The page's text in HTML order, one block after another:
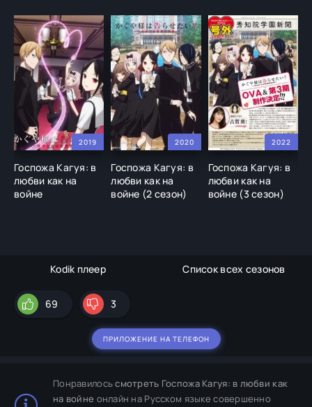
2019
Госпожа Кагуя: в
любви как на
войне
2020
Госпожа Кагуя: в
любви как на
войне (2 сезон)
2022
Госпожа Кагуя: в
любви как на
войне (3 сезон)
Kodik плеер Список всех сезонов
69 3
ПРИЛОЖЕНИЕ НА ТЕЛЕФОН
Понравилосьсмотреть Госпожа Кагуя: в любви как
на войне онлайн на Русском языке совершенно